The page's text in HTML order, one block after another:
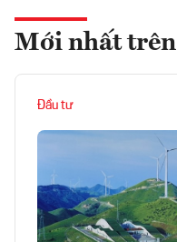
Mới nhất trên
Đầu tư